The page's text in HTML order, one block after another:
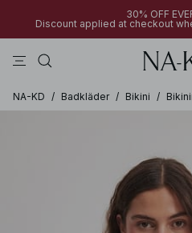
30% OFF
Discount applied at checkout
NA-KD / Badkläder / Bikini /